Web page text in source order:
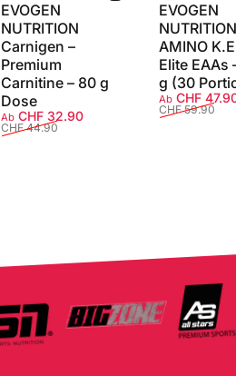
EVOGEN
NUTRITION
Carnigen –
Premium
Carnitine – 80 g
Dose
Verkaufspreis
Ab CHF 32.90
Normaler Preis
CHF 44.90
EVOGEN
NUTRITION
AMINO
Elite EAAs
g (30
AbCHF
Normaler
CHF 59.90